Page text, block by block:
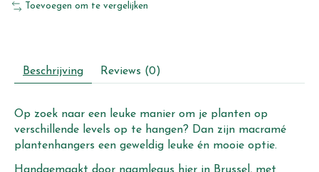
Toevoegen om te vergelijken
Beschrijving Reviews (0)
Op zoek naar een leuke manier om je planten op
verschillende levels op te hangen? Dan zijn macramé
plantenhangers een geweldig leuke én mooie optie.